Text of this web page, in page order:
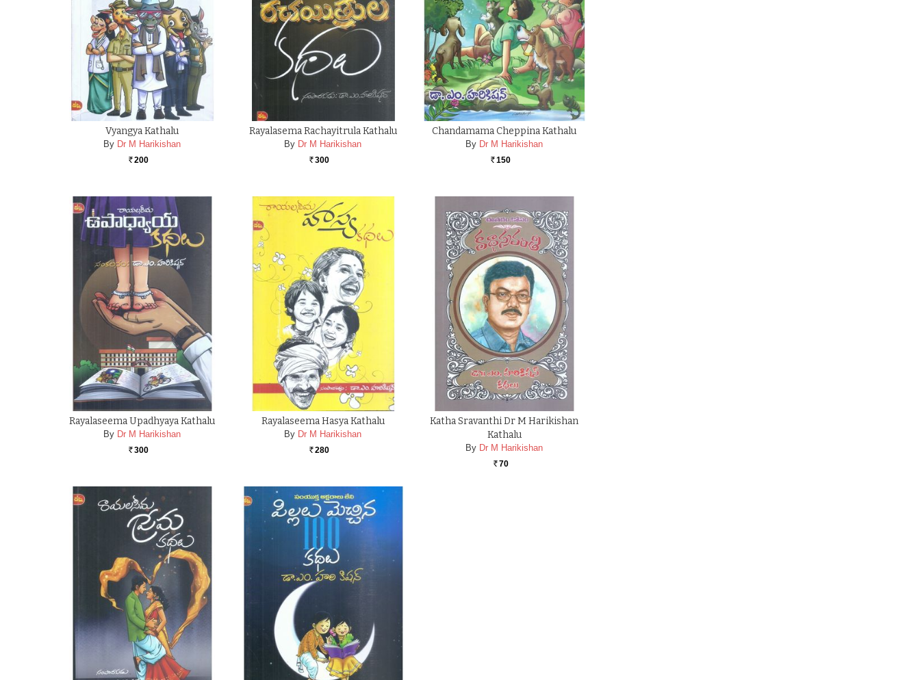
Vyangya Kathalu
By Dr M Harikishan
Rs. 200
Rayalasema Rachayitrula Kathalu
By Dr M Harikishan
Rs. 300
Chandamama Cheppina Kathalu
By Dr M Harikishan
Rs. 150
Rayalaseema Upadhyaya Kathalu
By Dr M Harikishan
Rs. 300
Rayalaseema Hasya Kathalu
By Dr M Harikishan
Rs. 280
Katha Sravanthi Dr M Harikishan
Kathalu
By Dr M Harikishan
Rs. 70